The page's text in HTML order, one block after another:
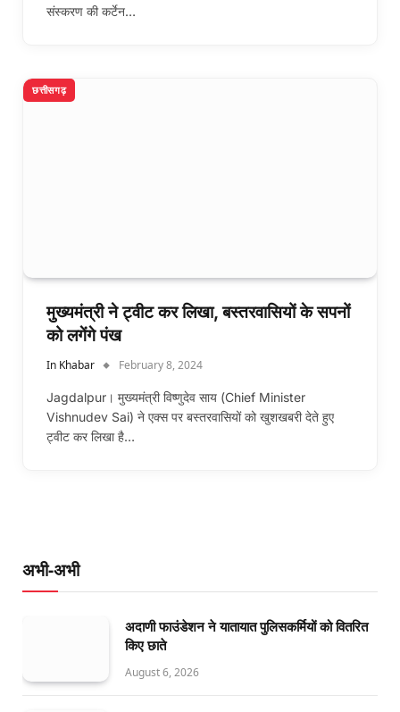
संस्करण की कर्टेन…
छत्तीसगढ़
मुख्यमंत्री ने ट्वीट कर लिखा, बस्तरवासियों के सपनों
को लगेंगे पंख
In Khabar February 8, 2024
Jagdalpur। मुख्यमंत्री विष्णुदेव साय (Chief Minister
Vishnudev Sai) ने एक्स पर बस्तरवासियों को खुशखबरी देते हुए
ट्वीट कर लिखा है…
अभी-अभी
अदाणी फाउंडेशन ने यातायात पुलिसकर्मियों को वितरित
किए छाते
August 6, 2026